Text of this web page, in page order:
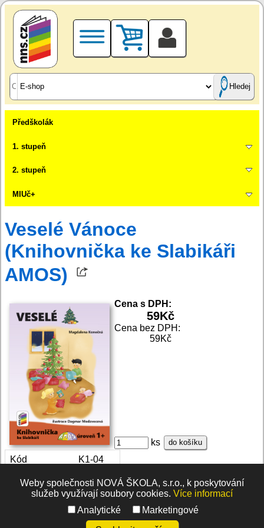
Hledej
Předškolák
1. stupeň
2. stupeň
MIUč+
Veselé Vánoce
(Knihovnička ke Slabikáři
AMOS)
Cena s DPH:
59Kč
Cena bez DPH:
59Kč
ks do košíku
Kód
K1-04
Formát
A5
Skladem
Weby společnosti NOVÁ ŠKOLA, s.r.o., k poskytování
služeb využívají soubory cookies. Více informací
Analytické
Marketingové